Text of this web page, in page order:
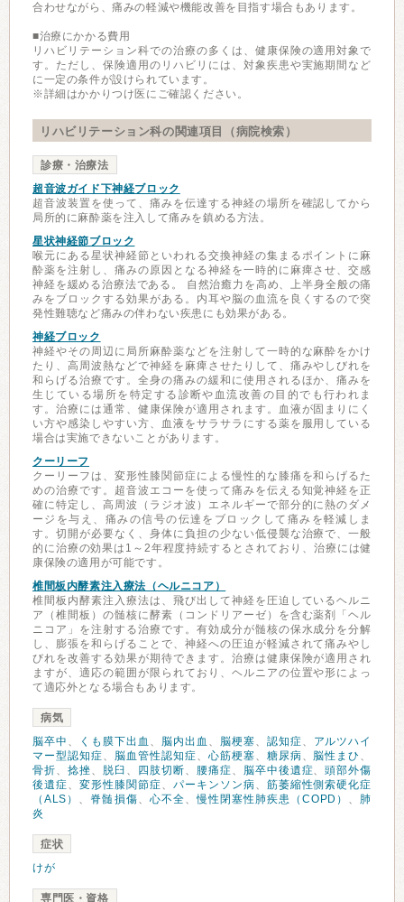
合わせながら、痛みの軽減や機能改善を目指す場合もあります。
■治療にかかる費用
リハビリテーション科での治療の多くは、健康保険の適用対象で
す。ただし、保険適用のリハビリには、対象疾患や実施期間など
に一定の条件が設けられています。
※詳細はかかりつけ医にご確認ください。
リハビリテーション科の関連項目（病院検索）
診療・治療法
超音波ガイド下神経ブロック
超音波装置を使って、痛みを伝達する神経の場所を確認してから
局所的に麻酔薬を注入して痛みを鎮める方法。
星状神経節ブロック
喉元にある星状神経節といわれる交換神経の集まるポイントに麻
酔薬を注射し、痛みの原因となる神経を一時的に麻痺させ、交感
神経を緩める治療法である。 自然治癒力を高め、上半身全般の痛
みをブロックする効果がある。内耳や脳の血流を良くするので突
発性難聴など痛みの伴わない疾患にも効果がある。
神経ブロック
神経やその周辺に局所麻酔薬などを注射して一時的な麻酔をかけ
たり、高周波熱などで神経を麻痺させたりして、痛みやしびれを
和らげる治療です。全身の痛みの緩和に使用されるほか、痛みを
生じている場所を特定する診断や血流改善の目的でも行われま
す。治療には通常、健康保険が適用されます。血液が固まりにく
い方や感染しやすい方、血液をサラサラにする薬を服用している
場合は実施できないことがあります。
クーリーフ
クーリーフは、変形性膝関節症による慢性的な膝痛を和らげるた
めの治療です。超音波エコーを使って痛みを伝える知覚神経を正
確に特定し、高周波（ラジオ波）エネルギーで部分的に熱のダメ
ージを与え、痛みの信号の伝達をブロックして痛みを軽減しま
す。切開が必要なく、身体に負担の少ない低侵襲な治療で、一般
的に治療の効果は1～2年程度持続するとされており、治療には健
康保険の適用が可能です。
椎間板内酵素注入療法（ヘルニコア）
椎間板内酵素注入療法は、飛び出して神経を圧迫しているヘルニ
ア（椎間板）の髄核に酵素（コンドリアーゼ）を含む薬剤「ヘル
ニコア」を注射する治療です。有効成分が髄核の保水成分を分解
し、膨張を和らげることで、神経への圧迫が軽減されて痛みやし
びれを改善する効果が期待できます。治療は健康保険が適用され
ますが、適応の範囲が限られており、ヘルニアの位置や形によっ
て適応外となる場合もあります。
病気
脳卒中 、 くも膜下出血 、 脳内出血 、 脳梗塞、 認知症、
アルツハイ
マー型認知症、 脳血管性認知症、 心筋梗塞、 糖尿病、 脳性まひ 、
骨折、 捻挫、 脱臼 、 四肢切断、 腰痛症、 脳卒中後遺症、頭部外傷
後遺症、 変形性膝関節症、 パーキンソン病、 筋萎縮性側索硬化症
（ALS） 、 脊髄損傷、 心不全、慢性閉塞性肺疾患（COPD） 、 肺
炎
症状
けが
専門医・資格